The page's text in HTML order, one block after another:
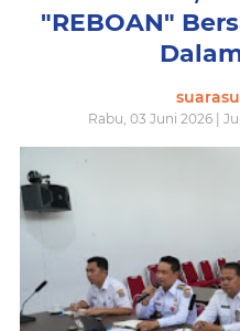
"REBOAN"
Rabu, 03 Juni 2026 |